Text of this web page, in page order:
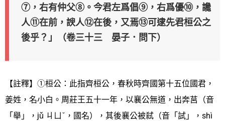
⑦，右有仲父⑧。今君左爲倡⑨，右爲優⑩，讒
人⑪在前，諛人⑫在後，又焉⑬可逮先君桓公之
後乎？」（卷三十三 晏子．問下）
【註釋】①桓公：此指齊桓公，春秋時齊國第十五位國君，
姜姓，名小白。周莊王五十一年，以襄公無道，出奔莒（音
「舉」，jǔ ㄐㄩˇ，國名），其後襄公被弒（音「試」，shì